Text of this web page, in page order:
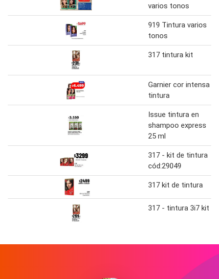
varios tonos
919 Tintura varios
tonos
317 tintura kit
Garnier cor intensa
tintura
Issue tintura en
shampoo express
25 ml
317 - kit de tintura
cód:29049
317 kit de tintura
317 - tintura 3i7 kit